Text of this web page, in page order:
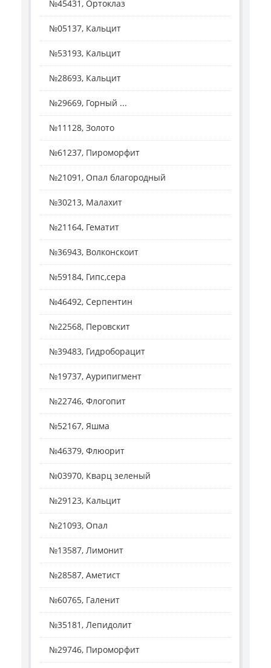
№45431, Ортоклаз
№05137, Кальцит
№53193, Кальцит
№28693, Кальцит
№29669, Горный ...
№11128, Золото
№61237, Пироморфит
№21091, Опал благородный
№30213, Малахит
№21164, Гематит
№36943, Волконскоит
№59184, Гипс,сера
№46492, Серпентин
№22568, Перовскит
№39483, Гидроборацит
№19737, Аурипигмент
№22746, Флогопит
№52167, Яшма
№46379, Флюорит
№03970, Кварц зеленый
№29123, Кальцит
№21093, Опал
№13587, Лимонит
№28587, Аметист
№60765, Галенит
№35181, Лепидолит
№29746, Пироморфит